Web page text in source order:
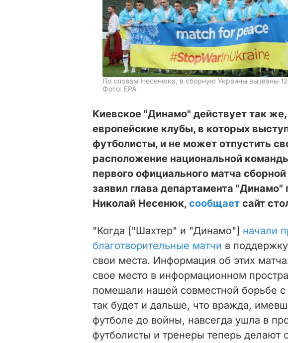
По словам Несенюка, в сборную Украины вызваны
Фото: ЕРА
Киевское "Динамо" действует так же,
европейские клубы, в которых
футболисты, и не может отпустить
расположение национальной
первого официального матча
заявил глава департамента
Николай Несенюк, сообщает сайт
"Когда ["Шахтер" и "Динамо"] начали
благотворительные матчи в
свои места. Информация об этих
свое место в информационном
помешали нашей совместной борьбе с
так будет и дальше, что вражда,
футболе до войны, навсегда ушла в
футболисты и тренеры теперь